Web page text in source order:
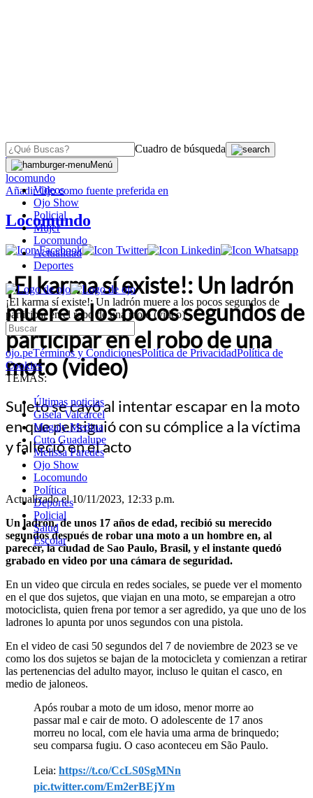
Cuadro de búsqueda
Menú
Videos
Ojo Show
Policial
Mujer
Locomundo
Actualidad
Deportes
¡El karma sí existe!: Un ladrón muere a los pocos segundos de
participar en el robo de una moto (video)
ojo.peTérminos y CondicionesPolítica de PrivacidadPolítica de
Cookies
TEMAS:
Últimas noticias
Gisela Valcarcel
Magaly Medina
Cuto Guadalupe
Melissa Paredes
Ojo Show
Locomundo
Política
Deportes
Policial
Salud
Escolar
OJO
locomundo
AñadirOjocomo fuente preferida en
Locomundo
¡El karma sí existe!: Un ladrón
muere a los pocos segundos de
participar en el robo de una
moto (video)
Sujeto se cayó al intentar escapar en la moto
en que persiguió con su cómplice a la víctima
y falleció en el acto
Actualizado el 10/11/2023, 12:33 p.m.
Un ladrón, de unos 17 años de edad, recibió su merecido
segundos después de robar una moto a un hombre en, al
parecer, la ciudad de Sao Paulo, Brasil, y el instante quedó
grabado en video por una cámara de seguridad.
En un video que circula en redes sociales, se puede ver el momento
en el que dos sujetos, que viajan en una moto, se emparejan a otro
motociclista, quien frena por temor a ser agredido, ya que uno de los
ladrones lo apunta por unos segundos con una pistola.
En el video de casi 50 segundos del 7 de noviembre de 2023 se ve
como los dos sujetos se bajan de la motocicleta y comienzan a retirar
las pertenencias del adulto mayor, incluso le quitan el casco, en
medio de jaloneos.
Após roubar a moto de um idoso, menor morre ao
passar mal e cair de moto. O adolescente de 17 anos
morreu no local, com ele havia uma arma de brinquedo;
seu comparsa fugiu. O caso aconteceu em São Paulo.
Leia: https://t.co/CcLS0SgMNn
pic.twitter.com/Em2erBEjYm